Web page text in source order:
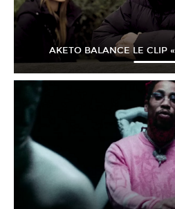
AKETO BALANCE LE CLIP